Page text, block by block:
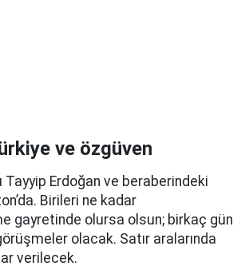
ve özgüven
Tayyip Erdoğan ve beraberindeki
Birileri ne kadar
gayretinde olursa olsun; birkaç gün
olacak. Satır aralarında
verilecek.